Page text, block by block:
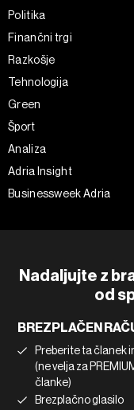
Nadaljujte z
od
BREZPLAČEN
Preberite ta članek
(ne velja za
članke)
Brezplačno glasilo
Politika
Finančni trgi
Razkošje
Tehnologija
Green
Šport
Analiza
Adria Insight
Businessweek Adria
Piškotki
Marketing
Uporaba umetne